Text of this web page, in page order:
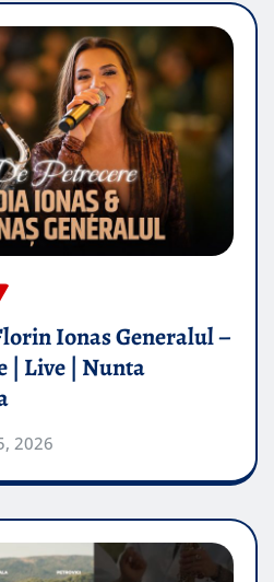
Ionas Generalul –
| Live | Nunta
2026